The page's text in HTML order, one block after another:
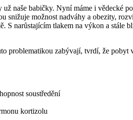
naše babičky. Nyní máme i vědecké
snižuje možnost nadváhy a obezity,
S narůstajícím tlakem na výkon a
problematikou zabývají, tvrdí, že pobyt
soustředění
kortizolu